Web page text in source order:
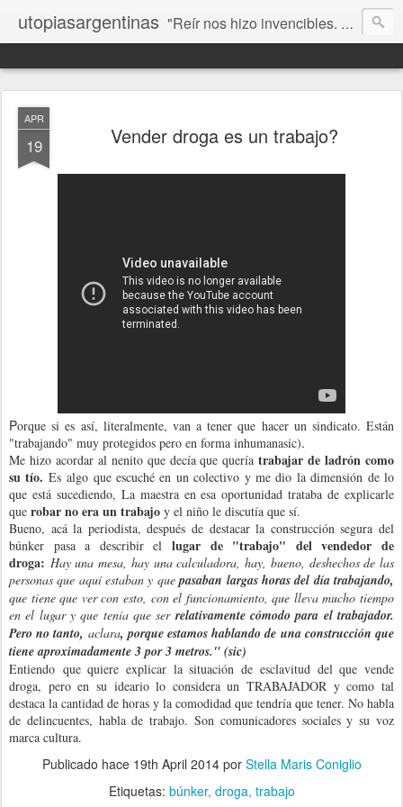
utopiasargentinas "Reír nos hizo invencibles. No como los que siempre ganan, sino como aquellos que no se rinden”. Frida Kahlo
APR
19 Vender droga es un trabajo?
Porque si es así, literalmente, van a tener que hacer un sindicato. Están
"trabajando" muy protegidos pero en forma inhumanasic).
Me hizo acordar al nenito que decía que quería trabajar de ladrón como
su tío. Es algo que escuché en un colectivo y me dio la dimensión de lo
que está sucediendo, La maestra en esa oportunidad trataba de explicarle
que robar no era un trabajo y el niño le discutía que sí.
Bueno, acá la periodista, después de destacar la construcción segura del
búnker pasa a describir el lugar de "trabajo" del vendedor de
droga: Hay una mesa, hay una calculadora, hay, bueno, deshechos de las
personas que aquí estaban y quepasaban largas horas del día trabajando,
que tiene que ver con esto, con el funcionamiento, que lleva mucho tiempo
en el lugar y que tenía que serrelativamente cómodo para el trabajador.
Pero no tanto, aclara, porque estamos hablando de una construcción que
tiene aproximadamente 3 por 3 metros." (sic)
Entiendo que quiere explicar la situación de esclavitud del que vende
droga, pero en su ideario lo considera un TRABAJADOR y como tal
destaca la cantidad de horas y la comodidad que tendría que tener. No habla
de delincuentes, habla de trabajo. Son comunicadores sociales y su voz
marca cultura.
Publicado hace 19th April 2014por Stella Maris Coniglio
Etiquetas: búnker droga trabajo